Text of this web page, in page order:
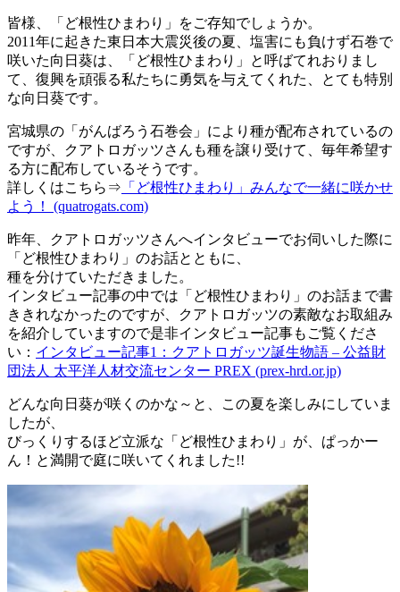
皆様、「ど根性ひまわり」をご存知でしょうか。
2011年に起きた東日本大震災後の夏、塩害にも負けず石巻で
咲いた向日葵は、「ど根性ひまわり」と呼ばてれおりまし
て、復興を頑張る私たちに勇気を与えてくれた、とても特別
な向日葵です。
宮城県の「がんばろう石巻会」により種が配布されているの
ですが、クアトロガッツさんも種を譲り受けて、毎年希望す
る方に配布しているそうです。
詳しくはこちら⇒ 「ど根性ひまわり」みんなで一緒に咲かせ
よう！ (quatrogats.com)
昨年、クアトロガッツさんへインタビューでお伺いした際に
「ど根性ひまわり」のお話とともに、
種を分けていただきました。
インタビュー記事の中では「ど根性ひまわり」のお話まで書
ききれなかったのですが、クアトロガッツの素敵なお取組み
を紹介していますので是非インタビュー記事もご覧くださ
い： インタビュー記事1：クアトロガッツ誕生物語 – 公益財
団法人 太平洋人材交流センター PREX (prex-hrd.or.jp)
どんな向日葵が咲くのかな～と、この夏を楽しみにしていま
したが、
びっくりするほど立派な「ど根性ひまわり」が、ぱっかー
ん！と満開で庭に咲いてくれました!!